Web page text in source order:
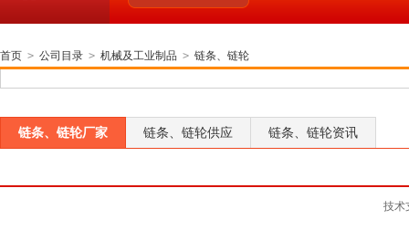
首页 > 公司目录 > 机械及工业制品 > 链条、链轮
链条、链轮厂家 链条、链轮供应 链条、链轮资讯
技术